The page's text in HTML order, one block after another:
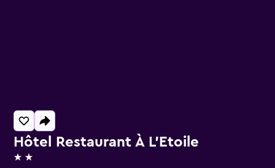
Hôtel Restaurant À L'Etoile
2 estrellas